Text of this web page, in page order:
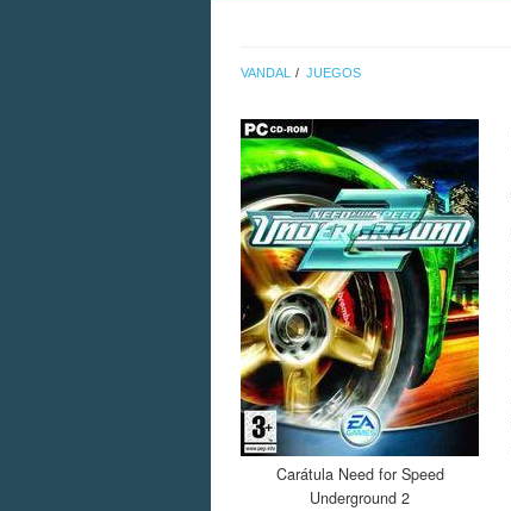
VANDAL JUEGOS
Carátula Need for Speed
Underground 2